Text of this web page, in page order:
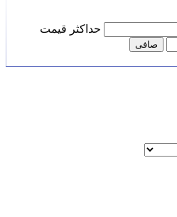
حداكثر قيمت
صافی